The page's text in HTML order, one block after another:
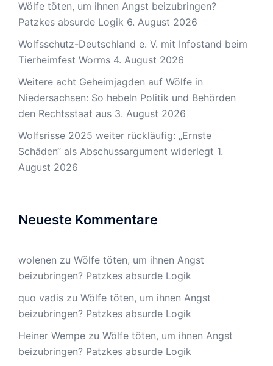
Wölfe töten, um ihnen Angst beizubringen?
Patzkes absurde Logik 6. August 2026
Wolfsschutz-Deutschland e. V. mit Infostand beim
Tierheimfest Worms 4. August 2026
Weitere acht Geheimjagden auf Wölfe in
Niedersachsen: So hebeln Politik und Behörden
den Rechtsstaat aus 3. August 2026
Wolfsrisse 2025 weiter rückläufig: „Ernste
Schäden“ als Abschussargument widerlegt 1.
August 2026
Neueste Kommentare
wolenen zu Wölfe töten, um ihnen Angst
beizubringen? Patzkes absurde Logik
quo vadis zu Wölfe töten, um ihnen Angst
beizubringen? Patzkes absurde Logik
Heiner Wempe zu Wölfe töten, um ihnen Angst
beizubringen? Patzkes absurde Logik